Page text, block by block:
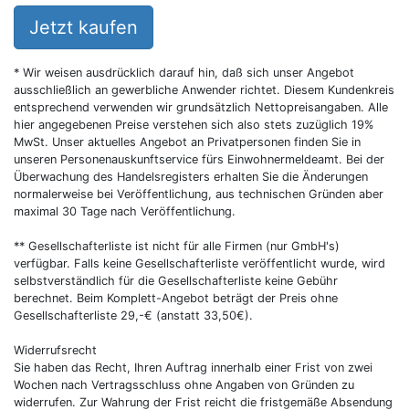
Jetzt kaufen
* Wir weisen ausdrücklich darauf hin, daß sich unser Angebot
ausschließlich an gewerbliche Anwender richtet. Diesem Kundenkreis
entsprechend verwenden wir grundsätzlich Nettopreisangaben. Alle
hier angegebenen Preise verstehen sich also stets zuzüglich 19%
MwSt. Unser aktuelles Angebot an Privatpersonen finden Sie in
unseren Personenauskunftservice fürs Einwohnermeldeamt. Bei der
Überwachung des Handelsregisters erhalten Sie die Änderungen
normalerweise bei Veröffentlichung, aus technischen Gründen aber
maximal 30 Tage nach Veröffentlichung.
** Gesellschafterliste ist nicht für alle Firmen (nur GmbH's)
verfügbar. Falls keine Gesellschafterliste veröffentlicht wurde, wird
selbstverständlich für die Gesellschafterliste keine Gebühr
berechnet. Beim Komplett-Angebot beträgt der Preis ohne
Gesellschafterliste 29,-€ (anstatt 33,50€).
Widerrufsrecht
Sie haben das Recht, Ihren Auftrag innerhalb einer Frist von zwei
Wochen nach Vertragsschluss ohne Angaben von Gründen zu
widerrufen. Zur Wahrung der Frist reicht die fristgemäße Absendung